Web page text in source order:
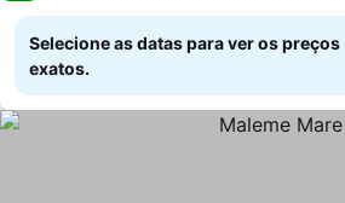
Selecione as datas para ver os preços
exatos.